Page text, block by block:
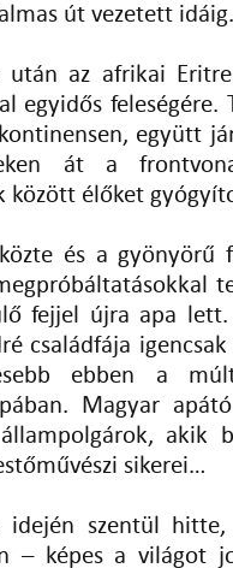
út vezetett idáig.
után az afrikai
egyidős feleségére.
együtt
át a
között élőket
és a gyönyörű
fejjel újra apa
családfája
ebben a
Magyar
akik
sikerei…
szentül
– képes a világot